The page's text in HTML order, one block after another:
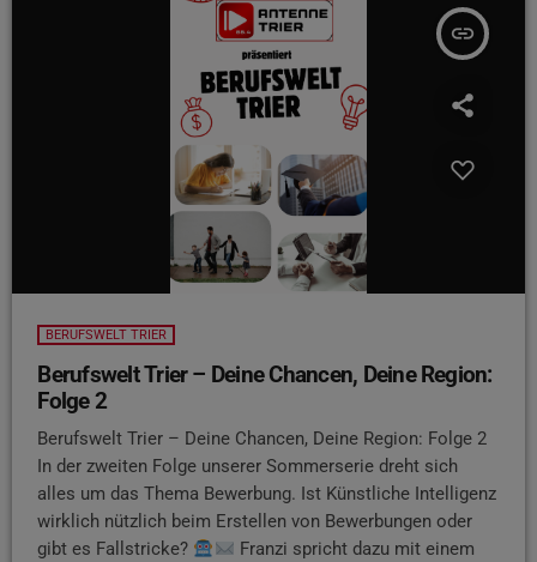
insert_link
BERUFSWELT TRIER
Berufswelt Trier – Deine Chancen, Deine Region:
Folge 2
Berufswelt Trier – Deine Chancen, Deine Region: Folge 2
In der zweiten Folge unserer Sommerserie dreht sich
alles um das Thema Bewerbung. Ist Künstliche Intelligenz
wirklich nützlich beim Erstellen von Bewerbungen oder
gibt es Fallstricke?
Franzi spricht dazu mit einem